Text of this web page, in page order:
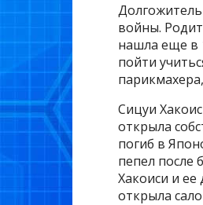
войны.
нашла еще в
пойти
Сицуи
открыла
погиб в
пепел после
Хакоиси и ее
открыла